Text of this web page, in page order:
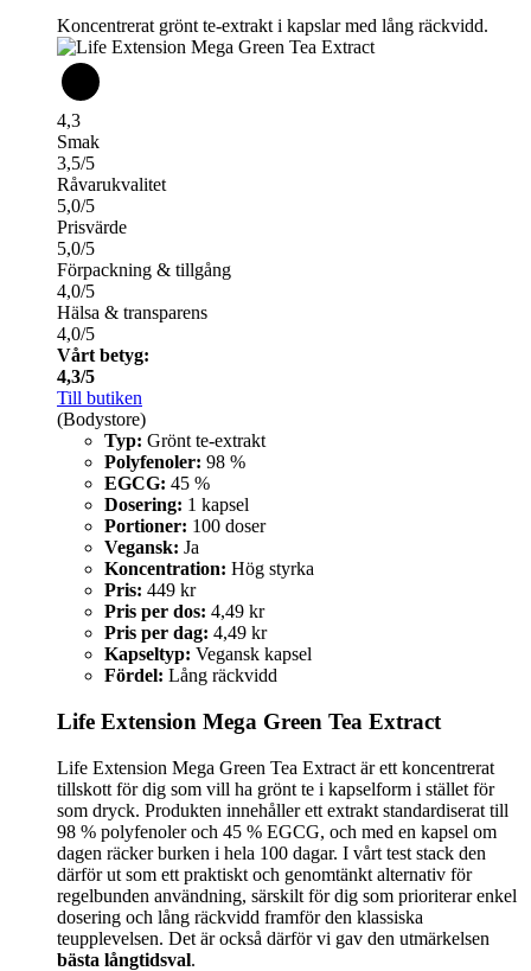
Koncentrerat grönt te-extrakt i kapslar med lång räckvidd.
4,3
Smak
3,5/5
Råvarukvalitet
5,0/5
Prisvärde
5,0/5
Förpackning & tillgång
4,0/5
Hälsa & transparens
4,0/5
Vårt betyg:
4,3/5
Till butiken
(Bodystore)
Typ: Grönt te-extrakt
Polyfenoler: 98 %
EGCG: 45 %
Dosering: 1 kapsel
Portioner: 100 doser
Vegansk: Ja
Koncentration: Hög styrka
Pris: 449 kr
Pris per dos: 4,49 kr
Pris per dag: 4,49 kr
Kapseltyp: Vegansk kapsel
Fördel: Lång räckvidd
Life Extension Mega Green Tea Extract
Life Extension Mega Green Tea Extract är ett koncentrerat
tillskott för dig som vill ha grönt te i kapselform i stället för
som dryck. Produkten innehåller ett extrakt standardiserat till
98 % polyfenoler och 45 % EGCG, och med en kapsel om
dagen räcker burken i hela 100 dagar. I vårt test stack den
därför ut som ett praktiskt och genomtänkt alternativ för
regelbunden användning, särskilt för dig som prioriterar enkel
dosering och lång räckvidd framför den klassiska
teupplevelsen. Det är också därför vi gav den utmärkelsen
bästa långtidsval.